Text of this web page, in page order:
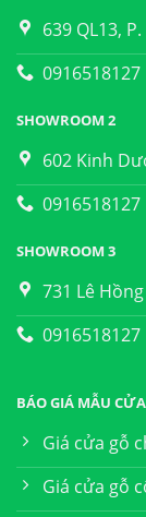
639 QL13,
0916518127
SHOWROOM 2
602 Kinh
0916518127
SHOWROOM 3
731 Lê
0916518127
BÁO GIÁ MẪU
Giá cửa gỗ
Giá cửa gỗ